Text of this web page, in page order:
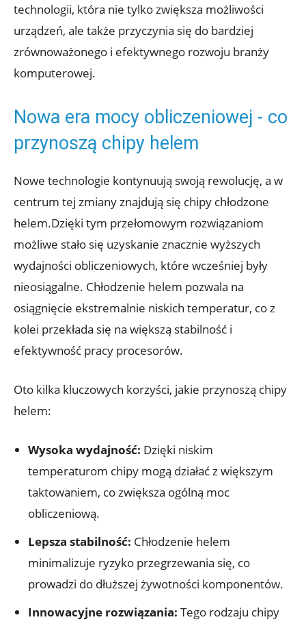
technologii, która nie tylko zwiększa ‍możliwości
urządzeń, ale także przyczynia się do bardziej
zrównoważonego i efektywnego rozwoju ⁤branży
komputerowej.
Nowa era mocy obliczeniowej ⁣- co
przynoszą chipy helem
Nowe technologie ​kontynuują swoją rewolucję, a‍ w
centrum tej zmiany znajdują się chipy chłodzone
helem.Dzięki tym przełomowym rozwiązaniom‍
możliwe stało się uzyskanie znacznie wyższych
wydajności obliczeniowych, które‍ wcześniej były
⁢nieosiągalne. Chłodzenie helem pozwala na
osiągnięcie ekstremalnie niskich temperatur, co z
⁤kolei przekłada się na większą ⁣stabilność i
efektywność⁣ pracy procesorów.
Oto kilka kluczowych korzyści, jakie przynoszą chipy
helem:
Wysoka​ wydajność: Dzięki niskim
temperaturom chipy mogą‍ działać z większym
taktowaniem, co zwiększa ogólną moc
obliczeniową.
Lepsza stabilność: Chłodzenie⁤ helem
minimalizuje ryzyko przegrzewania się, co
prowadzi do dłuższej żywotności komponentów.
Innowacyjne rozwiązania: Tego rodzaju chipy